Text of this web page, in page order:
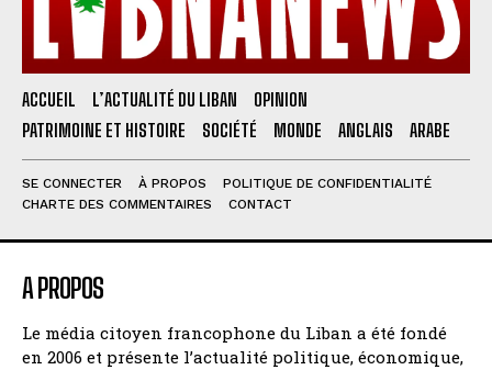
ACCUEIL L’ACTUALITÉ DU LIBAN
OPINION
PATRIMOINE ET HISTOIRE
SOCIÉTÉ MONDE ANGLAIS ARABE
SE CONNECTER À PROPOS
POLITIQUE DE CONFIDENTIALITÉ
CHARTE DES COMMENTAIRES
CONTACT
A PROPOS
Le média citoyen francophone du Liban a été fondé
en 2006 et présente l’actualité politique, économique,